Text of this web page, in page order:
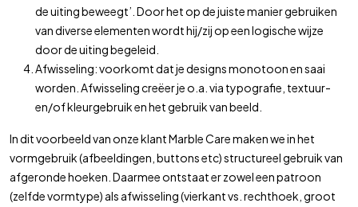
de uiting beweegt’. Door het op de juiste manier gebruiken
van diverse elementen wordt hij/zij op een logische wijze
door de uiting begeleid.
Afwisseling: voorkomt dat je designs monotoon en saai
worden. Afwisseling creëer je o.a. via typografie, textuur-
en/of kleurgebruik en het gebruik van beeld.
In dit voorbeeld van onze klant Marble Care maken we in het
vormgebruik (afbeeldingen, buttons etc) structureel gebruik van
afgeronde hoeken. Daarmee ontstaat er zowel eenpatroon
(zelfde vormtype) als afwisseling(vierkant vs. rechthoek, groot